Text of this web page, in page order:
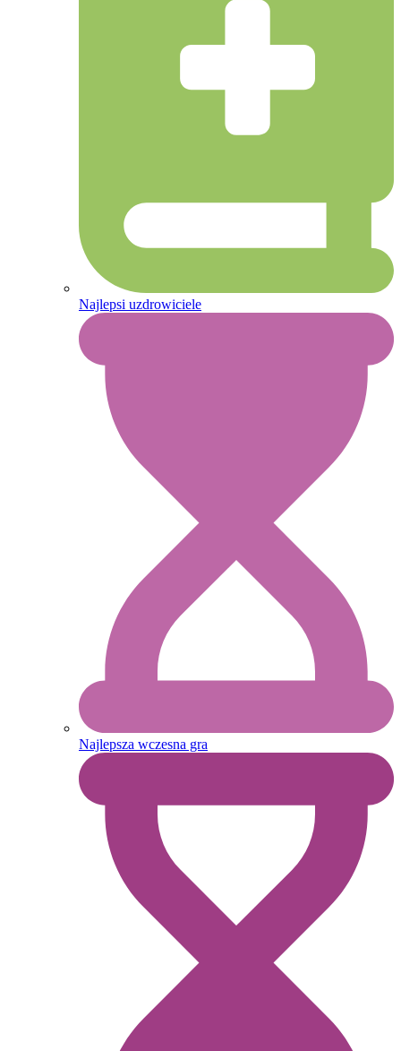
Najlepsi uzdrowiciele
Najlepsza wczesna gra